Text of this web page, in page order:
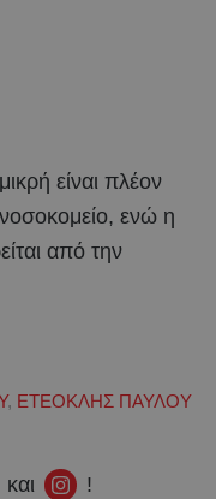
είναι πλέον
ενώ η
από την
, ΕΤΕΟΚΛΗΣ ΠΑΥΛΟΥ
και !